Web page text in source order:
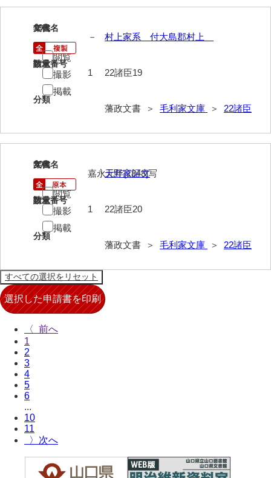
19
文書名
村上家系 付大島郡村上
請求番号
22諸臣19
分類
藩政文書 ＞ 毛利家文庫 ＞ 22諸臣
年代
－
数量
1
閲覧
撮影
掲載
20
文書名
天野家証文
請求番号
22諸臣20
分類
藩政文書 ＞ 毛利家文庫 ＞ 22諸臣
年代
嘉永元年[1848]写
数量
1
閲覧
撮影
掲載
〈
1
2
3
4
5
6
...
10
11
〉